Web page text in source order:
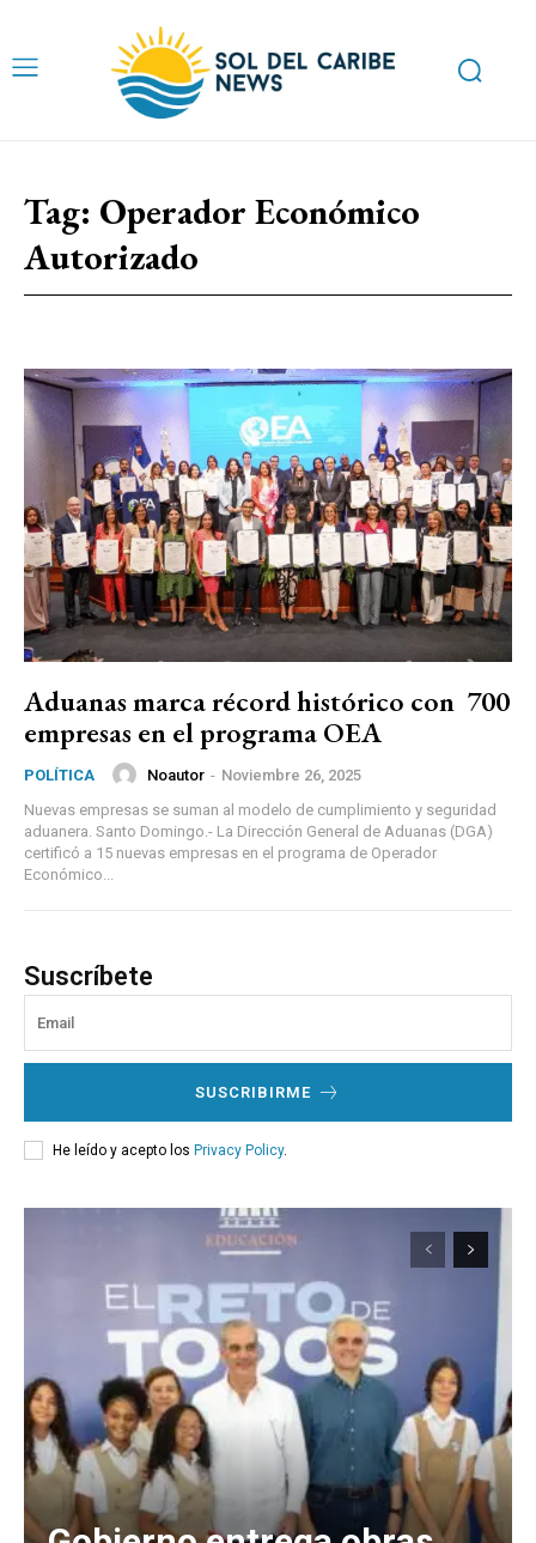
Tag: Operador Económico
Autorizado
Aduanas marca récord histórico con 700
empresas en el programa OEA
POLÍTICA Noautor - Noviembre 26, 2025
Nuevas empresas se suman al modelo de cumplimiento y seguridad
aduanera. Santo Domingo.- La Dirección General de Aduanas (DGA)
certificó a 15 nuevas empresas en el programa de Operador
Económico...
Suscríbete
SUSCRIBIRME
He leído y acepto los Privacy Policy.